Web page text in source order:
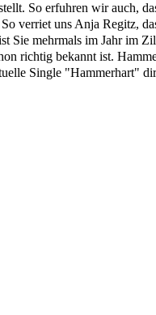
So erfuhren wir auch,
verriet uns Anja Regitz,
Sie mehrmals im Jahr im
richtig bekannt ist.
Single "Hammerhart"